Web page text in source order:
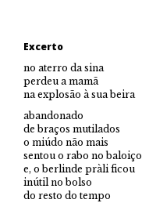
Excerto
no aterro da sina
perdeu a mamã
na explosão à sua beira
abandonado
de braços mutilados
o miúdo não mais
sentou o rabo no baloiço
e, o berlinde pràli ficou
inútil no bolso
do resto do tempo